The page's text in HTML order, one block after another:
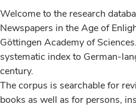
Welcome to the research
Newspapers in the Age of
Göttingen Academy of
systematic index to German-
century.
The corpus is searchable for
books as well as for persons,